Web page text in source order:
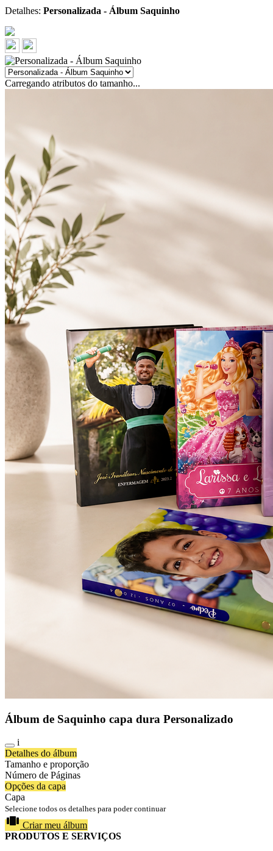
Detalhes: Personalizada - Álbum Saquinho
Carregando atributos do tamanho...
Álbum de Saquinho capa dura Personalizado
i
Detalhes do álbum
Tamanho e proporção
Número de Páginas
Opções da capa
Capa
Selecione todos os detalhes para poder continuar
Criar meu álbum
PRODUTOS E SERVIÇOS